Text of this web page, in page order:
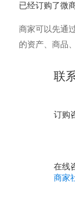
已经订购了微
商家可以先通
的资产、商品
联
订购
在线
商家